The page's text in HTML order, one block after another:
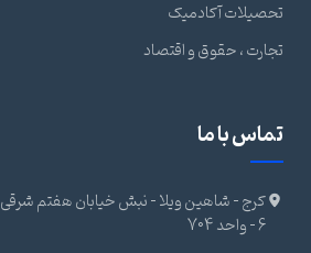
تحصیلات آکادمیک
تجارت ، حقوق و اقتصاد
تماس با ما
کرج - شاهین ویلا - نبش خیابان هفتم
6 - واحد 704